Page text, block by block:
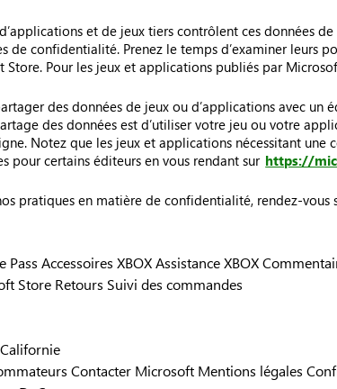
et de jeux tiers contrôlent ces données
de confidentialité. Prenez le temps d’examiner leurs
Pour les jeux et applications publiés par
des données de jeux ou d’applications avec
des données est d’utiliser votre jeu ou votre
Notez que les jeux et applications nécessitant
pour certains éditeurs en vous rendant sur https://
pratiques en matière de confidentialité, rendez-vous
Pass Accessoires XBOXAssistance XBOX
Store Retours Suivi des commandes
Contacter Microsoft Mentions légales